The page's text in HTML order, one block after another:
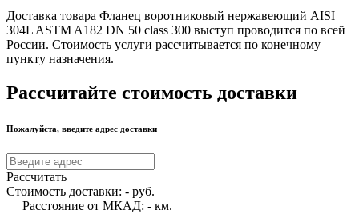
Доставка товара Фланец воротниковый нержавеющий AISI
304L ASTM A182 DN 50 class 300 выступ проводится по всей
России. Стоимость услуги рассчитывается по конечному
пункту назначения.
Рассчитайте стоимость доставки
Пожалуйста, введите адрес доставки
Рассчитать
Стоимость доставки: - руб.
Расстояние от МКАД: - км.